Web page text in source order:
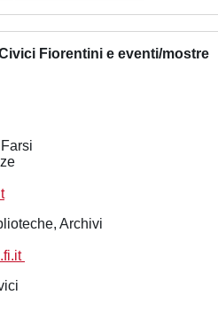
Fiorentini e eventi/mostre
Archivi